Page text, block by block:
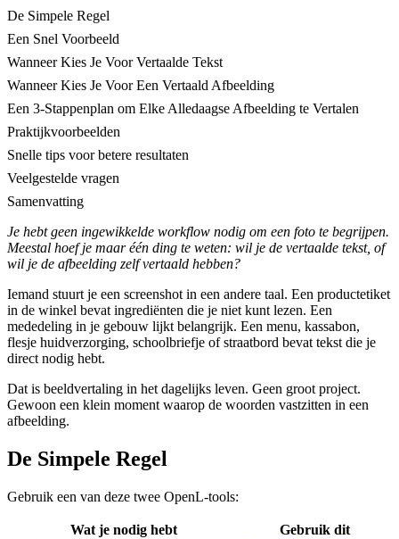
De Simpele Regel
Een Snel Voorbeeld
Wanneer Kies Je Voor Vertaalde Tekst
Wanneer Kies Je Voor Een Vertaald Afbeelding
Een 3-Stappenplan om Elke Alledaagse Afbeelding te Vertalen
Praktijkvoorbeelden
Snelle tips voor betere resultaten
Veelgestelde vragen
Samenvatting
Je hebt geen ingewikkelde workflow nodig om een foto te begrijpen.
Meestal hoef je maar één ding te weten: wil je de vertaalde tekst, of
wil je de afbeelding zelf vertaald hebben?
Iemand stuurt je een screenshot in een andere taal. Een productetiket
in de winkel bevat ingrediënten die je niet kunt lezen. Een
mededeling in je gebouw lijkt belangrijk. Een menu, kassabon,
flesje huidverzorging, schoolbriefje of straatbord bevat tekst die je
direct nodig hebt.
Dat is beeldvertaling in het dagelijks leven. Geen groot project.
Gewoon een klein moment waarop de woorden vastzitten in een
afbeelding.
De Simpele Regel
Gebruik een van deze twee OpenL-tools:
Wat je nodig hebt
Gebruik dit